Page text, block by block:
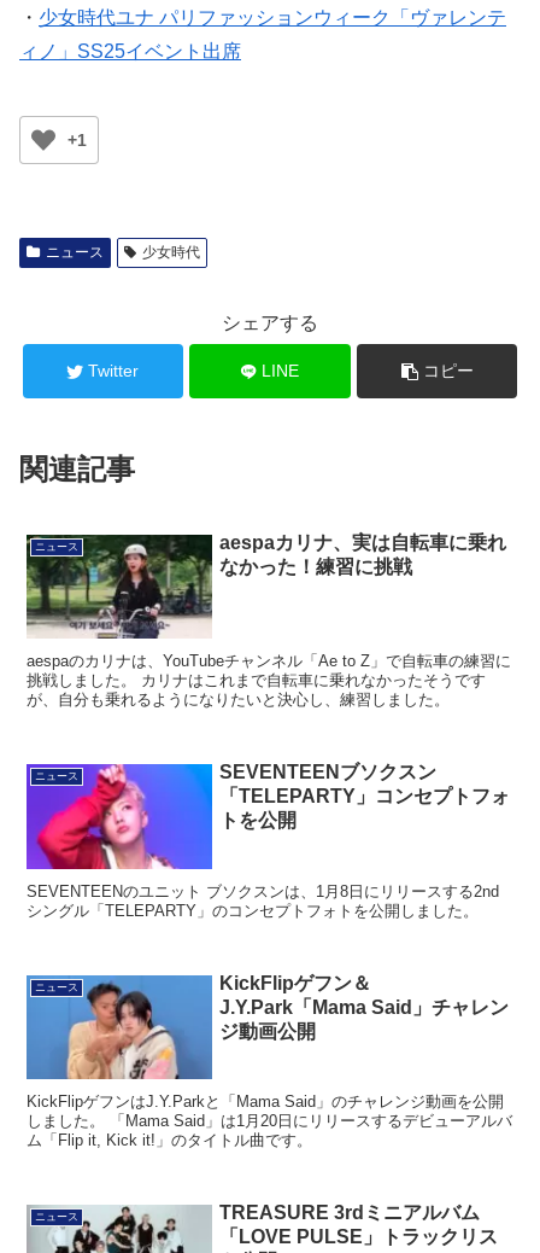
・ 少女時代ユナ パリファッションウィーク「ヴァレンテ
ィノ」SS25イベント出席
+1
ニュース 少女時代
シェアする
Twitter LINE コピー
関連記事
ニュース
aespaカリナ、実は自転車に乗れ
なかった！練習に挑戦
aespaのカリナは、YouTubeチャンネル「Ae to Z」で自転車の練習に
挑戦しました。 カリナはこれまで自転車に乗れなかったそうです
が、自分も乗れるようになりたいと決心し、練習しました。
ニュース
SEVENTEENブソクスン
「TELEPARTY」コンセプトフォ
トを公開
SEVENTEENのユニット ブソクスンは、1月8日にリリースする2nd
シングル「TELEPARTY」のコンセプトフォトを公開しました。
ニュース
KickFlipゲフン＆
J.Y.Park「Mama Said」チャレン
ジ動画公開
KickFlipゲフンはJ.Y.Parkと「Mama Said」のチャレンジ動画を公開
しました。 「Mama Said」は1月20日にリリースするデビューアルバ
ム「Flip it, Kick it!」のタイトル曲です。
ニュース
TREASURE 3rdミニアルバム
「LOVE PULSE」トラックリス